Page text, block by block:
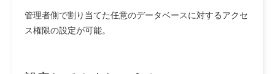
管理者側で割り当てた任意のデータベースに対するアクセ
ス権限の設定が可能。